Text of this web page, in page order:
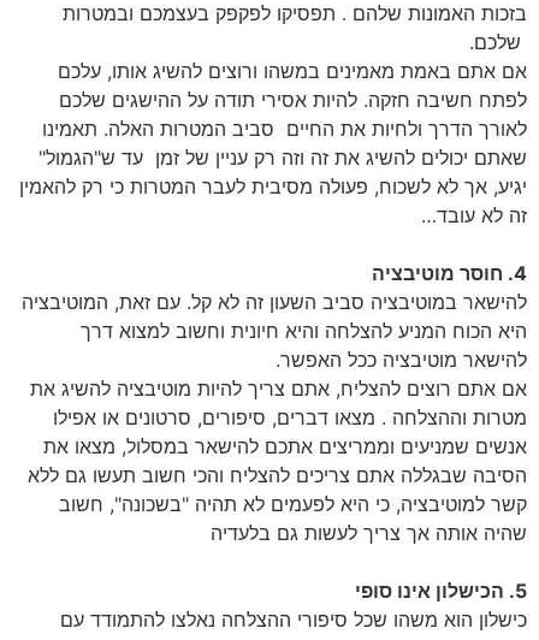
בזכות האמונות שלהם . תפסיקו לפקפק בעצמכם ובמטרות
שלכם.
אם אתם באמת מאמינים במשהו ורוצים להשיג אותו, עלכם
לפתח חשיבה חזקה. להיות אסירי תודה על ההישגים שלכם
לאורך הדרך ולחיות את החיים סביב המטרות האלה. תאמינו
שאתם יכולים להשיג את זה וזה רק עניין של זמן עד ש"הגמול"
יגיע, אך לא לשכוח, פעולה מסיבית לעבר המטרות כי רק להאמין
זה לא עובד…
4. חוסר מוטיבציה
להישאר במוטיבציה סביב השעון זה לא קל. עם זאת, המוטיבציה
היא הכוח המניע להצלחה והיא חיונית וחשוב למצוא דרך
להישאר מוטיבציה ככל האפשר.
אם אתם רוצים להצליח, אתם צריך להיות מוטיבציה להשיג את
מטרות וההצלחה . מצאו דברים, סיפורים, סרטונים או אפילו
אנשים שמניעים וממריצים אתכם להישאר במסלול, מצאו את
הסיבה שבגללה אתם צריכים להצליח והכי חשוב תעשו גם ללא
קשר למוטיבציה, כי היא לפעמים לא תהיה "בשכונה", חשוב
שהיה אותה אך צריך לעשות גם בלעדיה
5. הכישלון אינו סופי
כישלון הוא משהו שכל סיפורי ההצלחה נאלצו להתמודד עם